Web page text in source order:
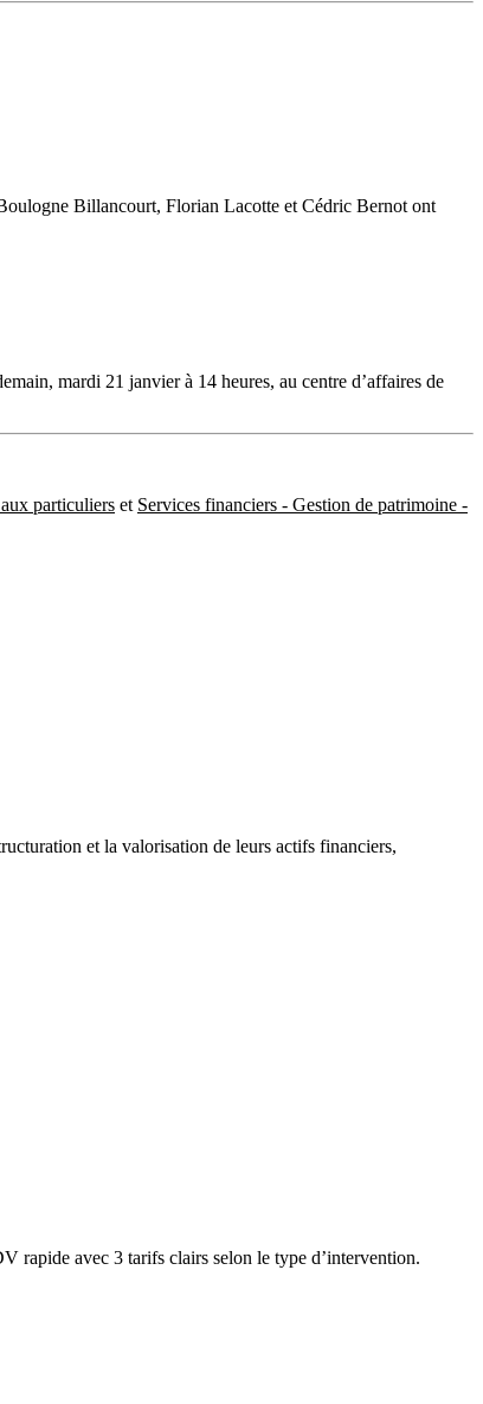
Billancourt, Florian Lacotte et Cédric Bernot ont
mardi 21 janvier à 14 heures, au centre d’affaires de
particuliers et Services financiers - Gestion de patrimoine -
et la valorisation de leurs actifs financiers,
rapide avec 3 tarifs clairs selon le type d’intervention.